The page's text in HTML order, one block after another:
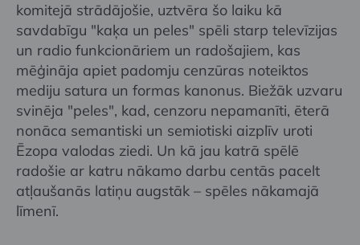
komitejā strādājošie, uztvēra šo laiku kā
savdabīgu "kaķa un peles" spēli starp televīzijas
un radio funkcionāriem un radošajiem, kas
mēģināja apiet padomju cenzūras noteiktos
mediju satura un formas kanonus. Biežāk uzvaru
svinēja "peles", kad, cenzoru nepamanīti, ēterā
nonāca semantiski un semiotiski aizplīv uroti
Ēzopa valodas ziedi. Un kā jau katrā spēlē
radošie ar katru nākamo darbu centās pacelt
atļaušanās latiņu augstāk – spēles nākamajā
līmenī.